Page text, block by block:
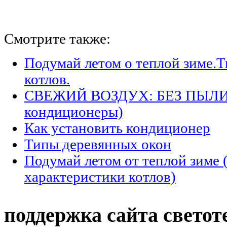
Смотрите также:
Подумай летом о теплой
котлов.
СВЕЖИЙ ВОЗДУХ: БЕЗ ПЫЛИ
кондиционеры)
Как установить кондиционер
Типы деревянных окон
Подумай летом от теплой зиме
характеристики котлов)
поддержка сайта